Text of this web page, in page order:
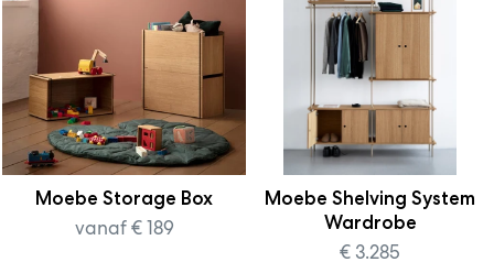
Moebe Storage Box
vanaf € 189
Moebe Shelving System
Wardrobe
€ 3.285